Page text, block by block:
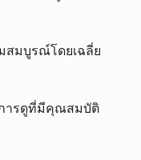
สมบูรณ์โดยเฉลี่ย
ารดูที่มีคุณสมบัติ